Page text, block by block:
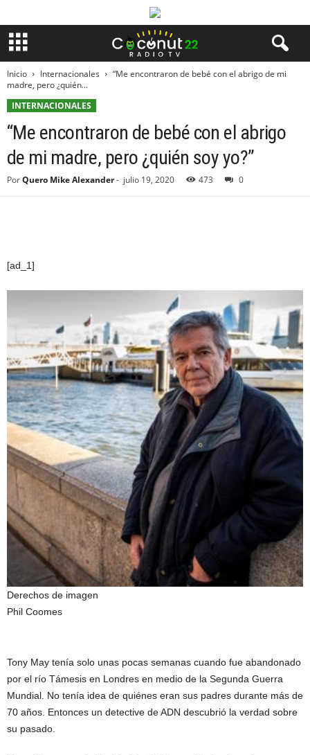
Inicio Internacionales
“Me encontraron de bebé con el abrigo de mi
madre, pero ¿quién...
INTERNACIONALES
“Me encontraron de bebé con el abrigo
de mi madre, pero ¿quién soy yo?”
PorQuero Mike Alexander- julio 19, 2020 473 0
[ad_1]
Derechos de imagen
Phil Coomes
Tony May tenía solo unas pocas semanas cuando fue abandonado
por el río Támesis en Londres en medio de la Segunda Guerra
Mundial. No tenía idea de quiénes eran sus padres durante más de
70 años. Entonces un detective de ADN descubrió la verdad sobre
su pasado.